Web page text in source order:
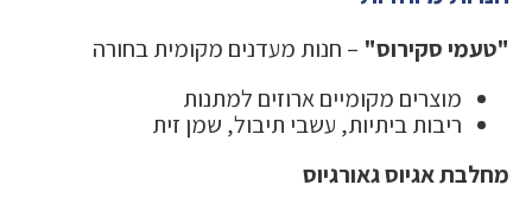
"טעמי סקירוס" – חנות מעדנים מקומית בחורה
מוצרים מקומיים ארוזים למתנות
ריבות ביתיות, עשבי תיבול, שמן זית
מחלבת אגיוס גאורגיוס